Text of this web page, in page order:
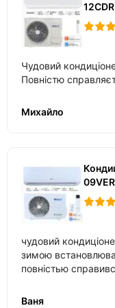
Чудовий
Повністю
Михайло
чудовий
зимою
повністью
температури
Ваня